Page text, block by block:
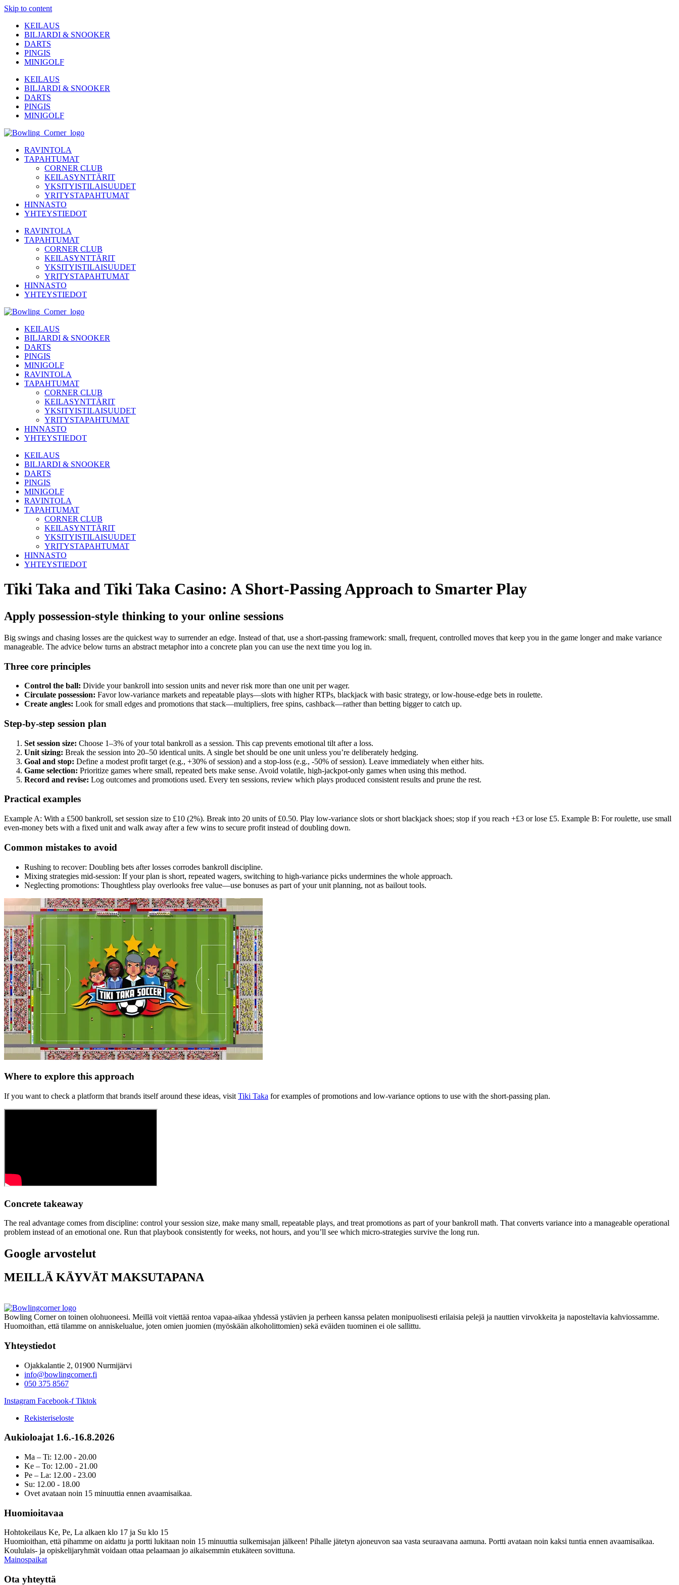
Skip to content
KEILAUS
BILJARDI & SNOOKER
DARTS
PINGIS
MINIGOLF
KEILAUS
BILJARDI & SNOOKER
DARTS
PINGIS
MINIGOLF
RAVINTOLA
TAPAHTUMAT
CORNER CLUB
KEILASYNTTÄRIT
YKSITYISTILAISUUDET
YRITYSTAPAHTUMAT
HINNASTO
YHTEYSTIEDOT
RAVINTOLA
TAPAHTUMAT
CORNER CLUB
KEILASYNTTÄRIT
YKSITYISTILAISUUDET
YRITYSTAPAHTUMAT
HINNASTO
YHTEYSTIEDOT
KEILAUS
BILJARDI & SNOOKER
DARTS
PINGIS
MINIGOLF
RAVINTOLA
TAPAHTUMAT
CORNER CLUB
KEILASYNTTÄRIT
YKSITYISTILAISUUDET
YRITYSTAPAHTUMAT
HINNASTO
YHTEYSTIEDOT
KEILAUS
BILJARDI & SNOOKER
DARTS
PINGIS
MINIGOLF
RAVINTOLA
TAPAHTUMAT
CORNER CLUB
KEILASYNTTÄRIT
YKSITYISTILAISUUDET
YRITYSTAPAHTUMAT
HINNASTO
YHTEYSTIEDOT
Tiki Taka and Tiki Taka Casino: A Short‑Passing Approach to Smarter Play
Apply possession-style thinking to your online sessions
Big swings and chasing losses are the quickest way to surrender an edge. Instead of that, use a short-passing framework: small, frequent, controlled moves that keep you in the game longer and make variance
manageable. The advice below turns an abstract metaphor into a concrete plan you can use the next time you log in.
Three core principles
Control the ball: Divide your bankroll into session units and never risk more than one unit per wager.
Circulate possession: Favor low-variance markets and repeatable plays—slots with higher RTPs, blackjack with basic strategy, or low-house-edge bets in roulette.
Create angles: Look for small edges and promotions that stack—multipliers, free spins, cashback—rather than betting bigger to catch up.
Step-by-step session plan
Set session size: Choose 1–3% of your total bankroll as a session. This cap prevents emotional tilt after a loss.
Unit sizing: Break the session into 20–50 identical units. A single bet should be one unit unless you’re deliberately hedging.
Goal and stop: Define a modest profit target (e.g., +30% of session) and a stop-loss (e.g., -50% of session). Leave immediately when either hits.
Game selection: Prioritize games where small, repeated bets make sense. Avoid volatile, high-jackpot-only games when using this method.
Record and revise: Log outcomes and promotions used. Every ten sessions, review which plays produced consistent results and prune the rest.
Practical examples
Example A: With a £500 bankroll, set session size to £10 (2%). Break into 20 units of £0.50. Play low-variance slots or short blackjack shoes; stop if you reach +£3 or lose £5. Example B: For roulette, use small
even-money bets with a fixed unit and walk away after a few wins to secure profit instead of doubling down.
Common mistakes to avoid
Rushing to recover: Doubling bets after losses corrodes bankroll discipline.
Mixing strategies mid-session: If your plan is short, repeated wagers, switching to high-variance picks undermines the whole approach.
Neglecting promotions: Thoughtless play overlooks free value—use bonuses as part of your unit planning, not as bailout tools.
Where to explore this approach
If you want to check a platform that brands itself around these ideas, visit Tiki Taka for examples of promotions and low-variance options to use with the short-passing plan.
Concrete takeaway
The real advantage comes from discipline: control your session size, make many small, repeatable plays, and treat promotions as part of your bankroll math. That converts variance into a manageable operational
problem instead of an emotional one. Run that playbook consistently for weeks, not hours, and you’ll see which micro-strategies survive the long run.
Google arvostelut
MEILLÄ KÄYVÄT MAKSUTAPANA
Bowling Corner on toinen olohuoneesi. Meillä voit viettää rentoa vapaa-aikaa yhdessä ystävien ja perheen kanssa pelaten monipuolisesti erilaisia pelejä ja nauttien virvokkeita ja naposteltavia kahviossamme.
Huomoithan, että tilamme on anniskelualue, joten omien juomien (myöskään alkoholittomien) sekä eväiden tuominen ei ole sallittu.
Yhteystiedot
Ojakkalantie 2, 01900 Nurmijärvi
info@bowlingcorner.fi
050 375 8567
Instagram Facebook-f Tiktok
Rekisteriseloste
Aukioloajat 1.6.-16.8.2026
Ma – Ti: 12.00 - 20.00
Ke – To: 12.00 - 21.00
Pe – La: 12.00 - 23.00
Su: 12.00 - 18.00
Ovet avataan noin 15 minuuttia ennen avaamisaikaa.
Huomioitavaa
Hohtokeilaus Ke, Pe, La alkaen klo 17 ja Su klo 15
Huomioithan, että pihamme on aidattu ja portti lukitaan noin 15 minuuttia sulkemisajan jälkeen! Pihalle jätetyn ajoneuvon saa vasta seuraavana aamuna. Portti avataan noin kaksi tuntia ennen avaamisaikaa.
Koululais- ja opiskelijaryhmät voidaan ottaa pelaamaan jo aikaisemmin etukäteen sovittuna.
Mainospaikat
Ota yhteyttä